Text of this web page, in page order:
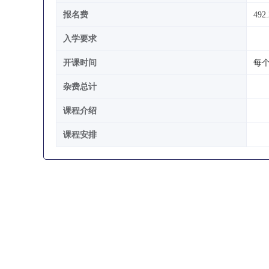
报名费
入学要求
开课时间 每
杂费总计
课程介绍
课程安排